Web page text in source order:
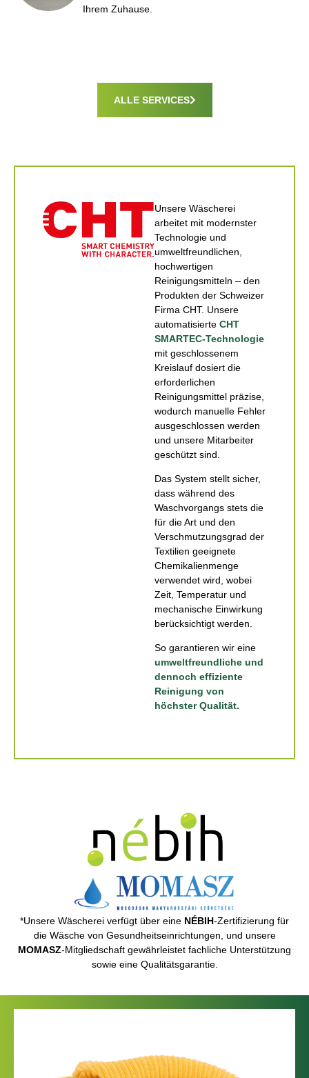
Ihrem Zuhause.
ALLE SERVICES
Unsere Wäscherei
arbeitet mit modernster
Technologie und
umweltfreundlichen,
hochwertigen
Reinigungsmitteln – den
Produkten der Schweizer
Firma CHT. Unsere
automatisierte CHT
SMARTEC-Technologie
mit geschlossenem
Kreislauf dosiert die
erforderlichen
Reinigungsmittel präzise,
wodurch manuelle Fehler
ausgeschlossen werden
und unsere Mitarbeiter
geschützt sind.
Das System stellt sicher,
dass während des
Waschvorgangs stets die
für die Art und den
Verschmutzungsgrad der
Textilien geeignete
Chemikalienmenge
verwendet wird, wobei
Zeit, Temperatur und
mechanische Einwirkung
berücksichtigt werden.
So garantieren wir eine
umweltfreundliche und
dennoch effiziente
Reinigung von
höchster Qualität.
*Unsere Wäscherei verfügt über eine NÉBIH-Zertifizierung für
die Wäsche von Gesundheitseinrichtungen, und unsere
MOMASZ-Mitgliedschaft gewährleistet fachliche Unterstützung
sowie eine Qualitätsgarantie.